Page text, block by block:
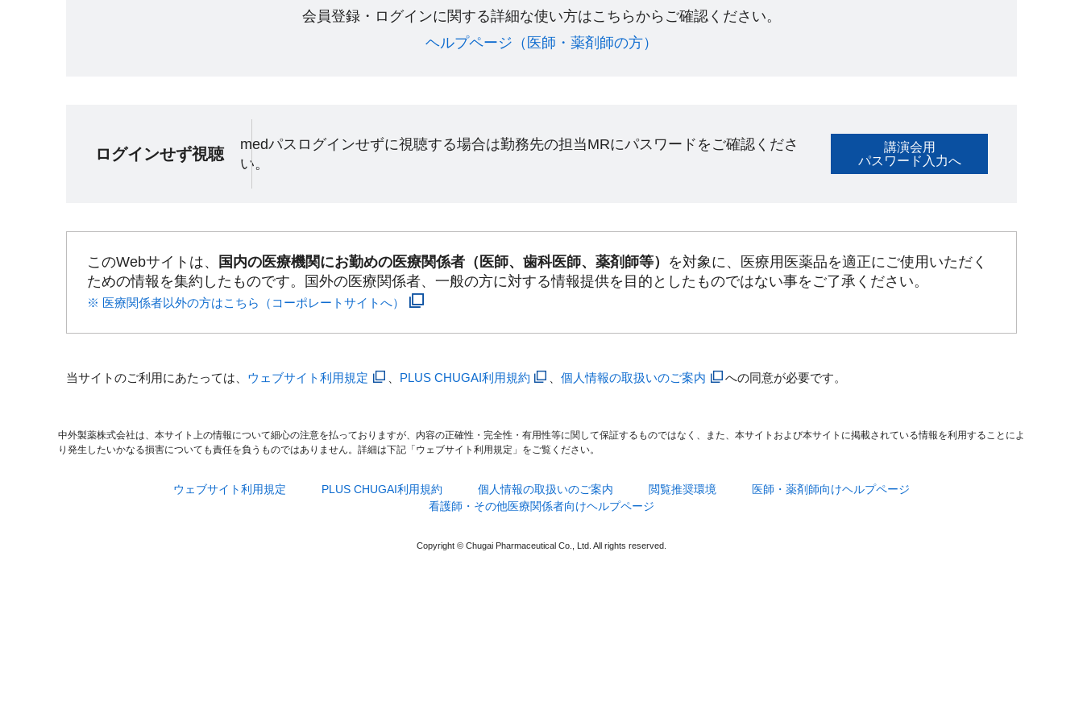
会員登録・ログインに関する詳細な使い方はこちらからご確認ください。​
ヘルプページ（医師・薬剤師の方）​
ログインせず視聴
medパスログインせずに視聴する場合は勤務先の担当MRにパスワードをご確認くださ
い。
講演会用
パスワード入力へ
このWebサイトは、 国内の医療機関にお勤めの医療関係者（医師、歯科医師、薬剤師等） を対象に、医療用医薬品を適正にご使用いただく
ための情報を集約したものです。国外の医療関係者、一般の方に対する情報提供を目的としたものではない事をご了承ください。
※ 医療関係者以外の方はこちら（コーポレートサイトへ）
当サイトのご利用にあたっては、 ウェブサイト利用規定 PLUS CHUGAI利用規約 、個人情報の取扱いのご案内 への同意が必要です。
中外製薬株式会社は、本サイト上の情報について細心の注意を払っておりますが、内容の正確性・完全性・有用性等に関して保証するものではなく、また、本サイトおよび本サイトに掲載されている情報を利用することによ
り発生したいかなる損害についても責任を負うものではありません。詳細は下記「ウェブサイト利用規定」をご覧ください。
ウェブサイト利用規定 PLUS CHUGAI利用規約 個人情報の取扱いのご案内 閲覧推奨環境
医師・薬剤師向けヘルプページ
看護師・その他医療関係者向けヘルプページ
Copyright © Chugai Pharmaceutical Co., Ltd. All rights reserved.